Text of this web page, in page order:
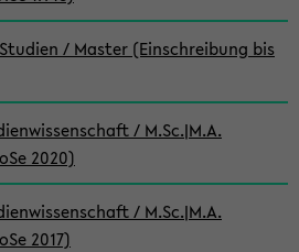
/ Master (Einschreibung bis
/ M.Sc.|M.A.
2020)
/ M.Sc.|M.A.
2017)